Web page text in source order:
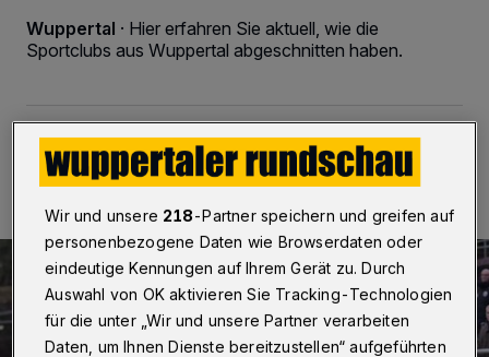
Wuppertal · Hier erfahren Sie aktuell, wie die
Sportclubs aus Wuppertal abgeschnitten haben.
07.12.2025 , 18:08 Uhr Eine Minute Lesezeit
Wir und unsere 218-Partner speichern und greifen auf
personenbezogene Daten wie Browserdaten oder
eindeutige Kennungen auf Ihrem Gerät zu. Durch
Auswahl von OK aktivieren Sie Tracking-Technologien
für die unter „Wir und unsere Partner verarbeiten
Daten, um Ihnen Dienste bereitzustellen“ aufgeführten